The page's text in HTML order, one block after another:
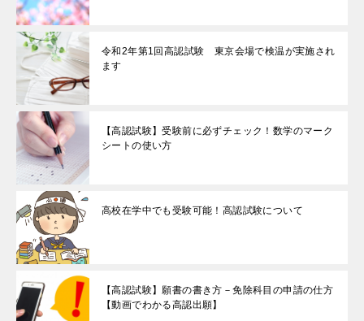
令和2年第1回高認試験 東京会場で検温が実施され
ます
【高認試験】受験前に必ずチェック！数学のマーク
シートの使い方
高校在学中でも受験可能！高認試験について
【高認試験】願書の書き方－免除科目の申請の仕方
【動画でわかる高認出願】